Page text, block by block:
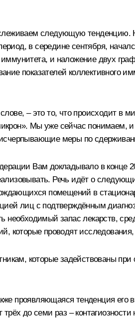
следующую
в середине сентября,
и наложение двух
показателей коллективного
– это то, что происходит в
Мы уже сейчас понимаем, и
меры по
Вам докладывало в конце
Речь идёт о
помещений в
лиц с подтверждённым
необходимый запас лекарств,
которые проводят
которые задействованы
проявляющаяся тенденция его
до семи раз –